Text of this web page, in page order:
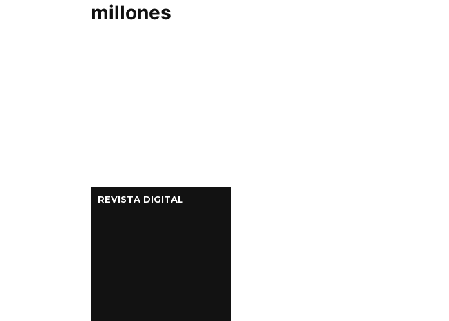
millones
REVISTA DIGITAL